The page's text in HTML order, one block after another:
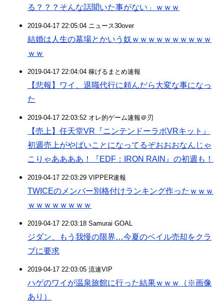
る？？？そんな話聞いた事がない」ｗｗｗ
2019-04-17 22:05:04 ニュース30over
結婚は人生の墓場とかいう奴ｗｗｗｗｗｗｗｗｗｗ
ｗｗ
2019-04-17 22:04:04 稼げるまとめ速報
【悲報】ワイ、退職代行に頼んだら大変な事になっ
た
2019-04-17 22:03:52 オレ的ゲーム速報＠刃
【売上】任天堂VR『ニンテンドーラボVRキット』
初週売上がやばいことになってるぞおおおなんじゃ
こりゃああああ！『EDF：IRON RAIN』の初週も！
2019-04-17 22:03:29 VIPPER速報
TWICEのメンバー別格付けランキング作ったｗｗｗ
ｗｗｗｗｗｗｗｗ
2019-04-17 22:03:18 Samurai GOAL
ジダン、もう我慢の限界…今夏のベイル売却をクラ
ブに要求
2019-04-17 22:03:05 流速VIP
ハゲのワイが温泉旅館に行った結果ｗｗｗ（※画像
あり）